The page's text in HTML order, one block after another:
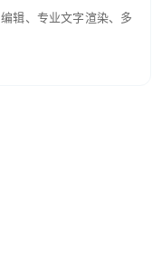
辑、专业文字渲染、多